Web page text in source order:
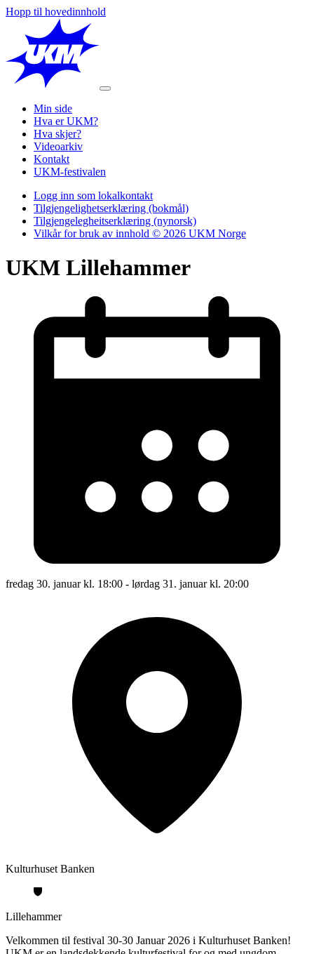
Hopp til hovedinnhold
Min side
Hva er UKM?
Hva skjer?
Videoarkiv
Kontakt
UKM-festivalen
Logg inn som lokalkontakt
Tilgjengelighetserklæring (bokmål)
Tilgjengelegheitserklæring (nynorsk)
Vilkår for bruk av innhold © 2026 UKM Norge
UKM Lillehammer
fredag 30. januar kl. 18:00 - lørdag 31. januar kl. 20:00
Kulturhuset Banken
Lillehammer
Velkommen til festival 30-30 Januar 2026 i Kulturhuset Banken!